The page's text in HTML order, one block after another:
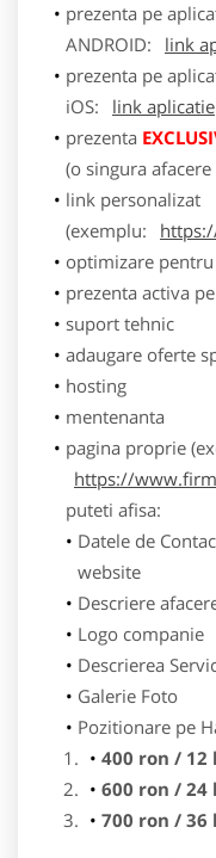
prezenta pe
ANDROID:
link
prezenta pe
iOS:
link aplicatie
prezenta
(o singura
link personalizat
(exemplu:
optimizare
prezenta activa
suport tehnic
adaugare oferte
hosting
mentenanta
pagina proprie
https://
puteti afisa:
Datele de
website
Descriere
Logo companie
Descrierea
Galerie Foto
Pozitionare pe
400 ron / 12
600 ron / 24
700 ron / 36